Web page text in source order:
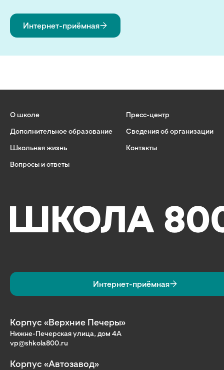
Интернет-приёмная
О школе
Дополнительное образование
Школьная жизнь
Вопросы и ответы
Пресс-центр
Сведения об организации
Контакты
Интернет-приёмная
Корпус «Верхние Печеры»
Нижне-Печерская улица, дом 4А
vp@shkola800.ru
Корпус «Автозавод»